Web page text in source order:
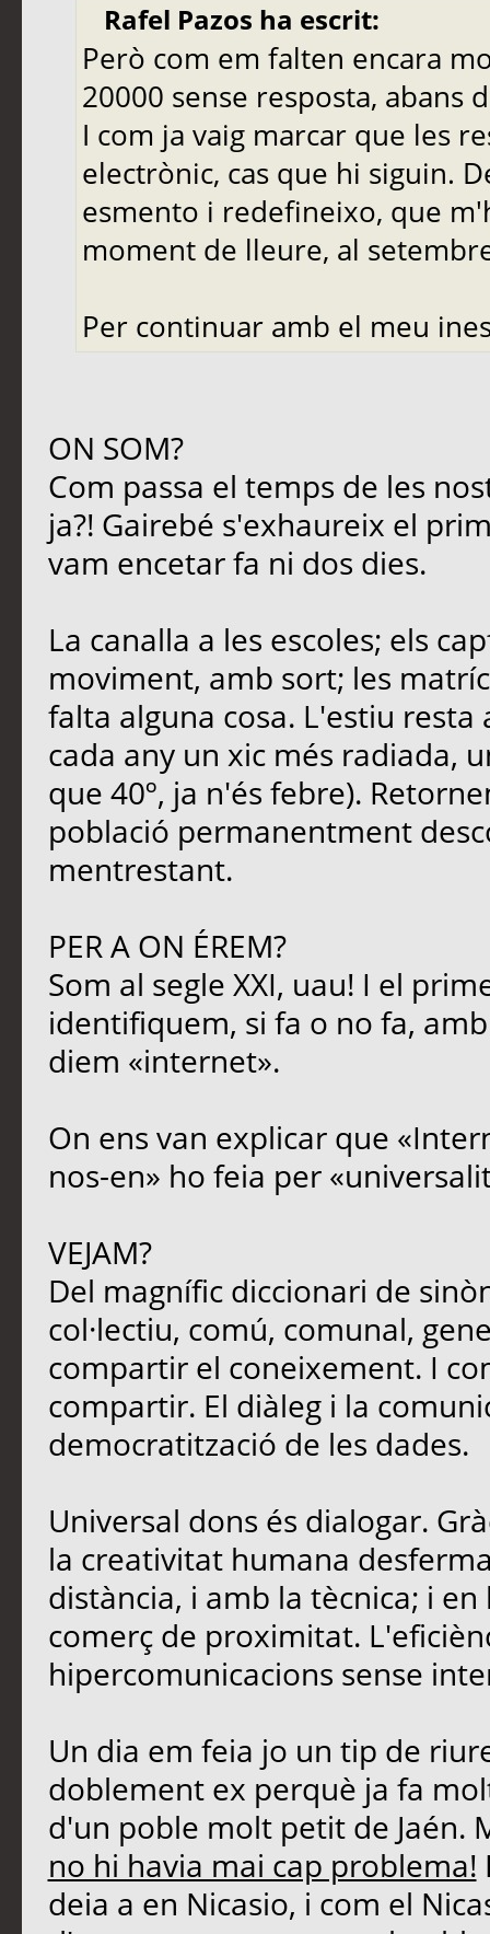
Rafel Pazos ha escrit:
Però com em falten encara
20000 sense resposta, abans
I com ja vaig marcar que les
electrònic, cas que hi siguin.
esmento i redefineixo, que
moment de lleure, al
Per continuar amb el meu
ON SOM?
Com passa el temps de les
ja?! Gairebé s'exhaureix el
vam encetar fa ni dos dies.
La canalla a les escoles; els
moviment, amb sort; les
falta alguna cosa. L'estiu
cada any un xic més radiada,
que 40º, ja n'és febre).
població permanentment
mentrestant.
PER A ON ÉREM?
Som al segle XXI, uau! I el
identifiquem, si fa o no fa,
diem «internet».
On ens van explicar que
nos-en» ho feia per
VEJAM?
Del magnífic diccionari de
col·lectiu, comú, comunal,
compartir el coneixement. I
compartir. El diàleg i la
democratització de les dades.
Universal dons és dialogar.
la creativitat humana
distància, i amb la tècnica; i
comerç de proximitat.
hipercomunicacions sense
Un dia em feia jo un tip de
doblement ex perquè ja fa
d'un poble molt petit de Jaén.
no hi havia mai cap problema!
deia a en Nicasio, i com el